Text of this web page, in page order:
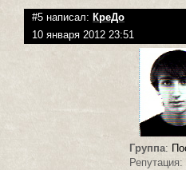
#5 написал: КреДо
10 января 2012 23:51
Группа:
Репутация: